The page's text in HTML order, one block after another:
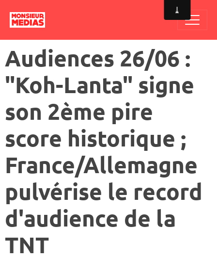
Audiences 26/06 :
"Koh-Lanta" signe
son 2ème pire
score historique ;
France/Allemagne
pulvérise le record
d'audience de la
TNT